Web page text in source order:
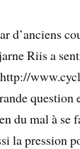
d’anciens
Riis a
du mal à se
la pression